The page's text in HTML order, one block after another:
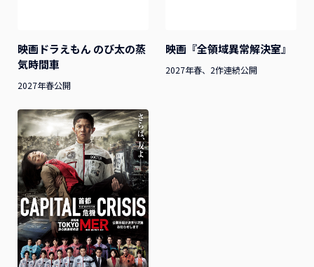
映画ドラえもん のび太の蒸
気時間車
2027年春公開
映画『全領域異常解決室』
2027年春、2作連続公開